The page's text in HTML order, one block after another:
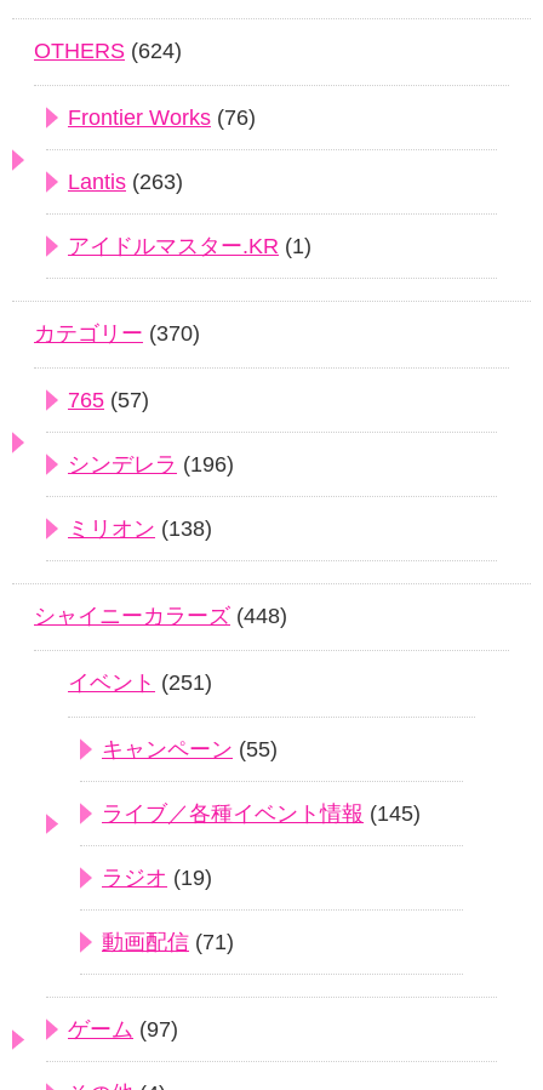
OTHERS (624)
Frontier Works (76)
Lantis (263)
アイドルマスター.KR (1)
カテゴリー (370)
765 (57)
シンデレラ (196)
ミリオン (138)
シャイニーカラーズ (448)
イベント (251)
キャンペーン (55)
ライブ／各種イベント情報 (145)
ラジオ (19)
動画配信 (71)
ゲーム (97)